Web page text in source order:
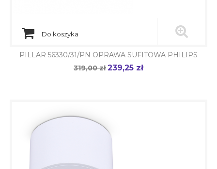
Do koszyka
PILLAR 56330/31/PN OPRAWA SUFITOWA PHILIPS
Cena
319,00 zł Cena
239,25 zł